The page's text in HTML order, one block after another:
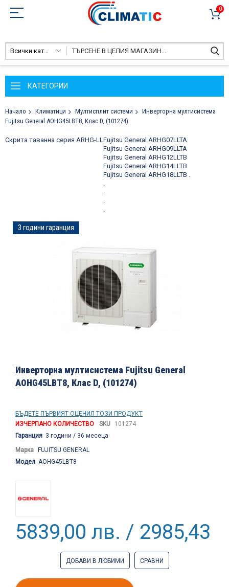
0
Всички категории
КАТЕГОРИИ
Начало Климатици Мултисплит системи
Инверторна мултисистема
Fujitsu General AOHG45LBT8, Клас D, (101274)
Преминете
към
3 години гаранция
към
началото
на
снимки
Инверторна мултисистема Fujitsu General
AOHG45LBT8, Клас D, (101274)
БЪДЕТЕ ПЪРВИЯТ ОЦЕНИЛ ТОЗИ ПРОДУКТ
ИЗЧЕРПАНО КОЛИЧЕСТВО
SKU
101274
Гаранция 3 години / 36 месеца
Марка FUJITSU GENERAL
Модел AOHG45LBT8
5839,00 лв. / 2985,43 €
ДОБАВИ В ЛЮБИМИ СРАВНИ
Скрита таванна серия ARHG-LL Fujitsu General ARHG07LLTA
Fujitsu General ARHG09LLTA
Fujitsu General ARHG12LLTB
Fujitsu General ARHG14LLTB
Fujitsu General ARHG18LLTB